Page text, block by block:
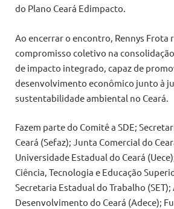
do Plano Ceará Edimpacto.
Ao encerrar o encontro, Rennys Frota
compromisso coletivo na
de impacto integrado, capaz de
desenvolvimento econômico junto à
sustentabilidade ambiental no Ceará.
Fazem parte do Comitê a SDE;
Ceará (Sefaz); Junta Comercial do
Universidade Estadual do Ceará
Ciência, Tecnologia e Educação
Secretaria Estadual do Trabalho (SET);
Desenvolvimento do Ceará (Adece);